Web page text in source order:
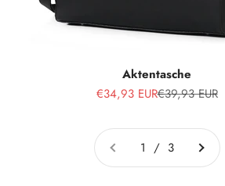
Aktentasche
Angebot
€34,93 EURRegulärer Preis
€39,93 EUR
1 / 3